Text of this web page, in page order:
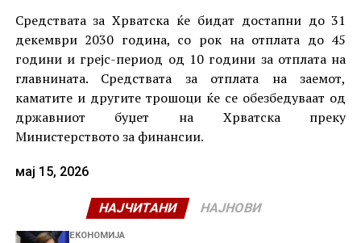
Средствата за Хрватска ќе бидат достапни до 31
декември 2030 година, со рок на отплата до 45
години и грејс-период од 10 години за отплата на
главнината. Средствата за отплата на заемот,
каматите и другите трошоци ќе се обезбедуваат од
државниот буџет на Хрватска преку
Министерството за финансии.
мај 15, 2026
НАЈЧИТАНИ НАЈНОВИ
ЕКОНОМИЈА